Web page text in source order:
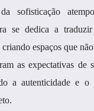
da sofisticação
se dedica a
espaços que
as expectativas de
a autenticidade e o